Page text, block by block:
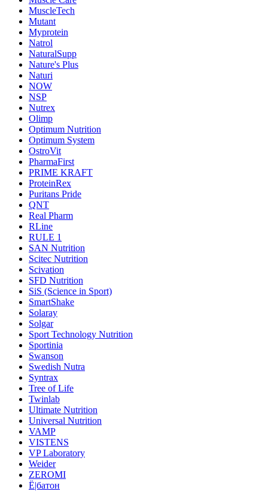
MuscleTech
Mutant
Myprotein
Natrol
NaturalSupp
Nature's Plus
Naturi
NOW
NSP
Nutrex
Olimp
Optimum Nutrition
Optimum System
OstroVit
PharmaFirst
PRIME KRAFT
ProteinRex
Puritans Pride
QNT
Real Pharm
RLine
RULE 1
SAN Nutrition
Scitec Nutrition
Scivation
SFD Nutrition
SiS (Science in Sport)
SmartShake
Solaray
Solgar
Sport Technology Nutrition
Sportinia
Swanson
Swedish Nutra
Syntrax
Tree of Life
Twinlab
Ultimate Nutrition
Universal Nutrition
VAMP
VISTENS
VP Laboratory
Weider
ZEROMI
Ё|батон